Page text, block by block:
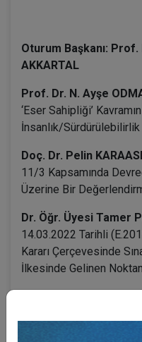
Oturum Başkanı:
AKKARTAL
Prof. Dr. N. Ayşe
‘Eser Sahipliği’
İnsanlık/Sürdürülebilirlik
Doç. Dr. Pelin
11/3 Kapsamında
Üzerine Bir
Dr. Öğr. Üyesi Tamer
14.03.2022 Tarihli
Kararı Çerçevesinde
İlkesinde Gelinen